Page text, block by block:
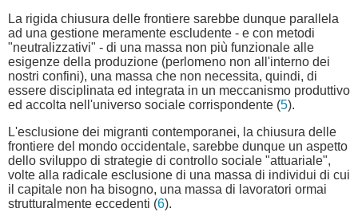
La rigida chiusura delle frontiere sarebbe dunque parallela
ad una gestione meramente escludente - e con metodi
"neutralizzativi" - di una massa non più funzionale alle
esigenze della produzione (perlomeno non all'interno dei
nostri confini), una massa che non necessita, quindi, di
essere disciplinata ed integrata in un meccanismo produttivo
ed accolta nell'universo sociale corrispondente (5).
L'esclusione dei migranti contemporanei, la chiusura delle
frontiere del mondo occidentale, sarebbe dunque un aspetto
dello sviluppo di strategie di controllo sociale "attuariale",
volte alla radicale esclusione di una massa di individui di cui
il capitale non ha bisogno, una massa di lavoratori ormai
strutturalmente eccedenti (6).